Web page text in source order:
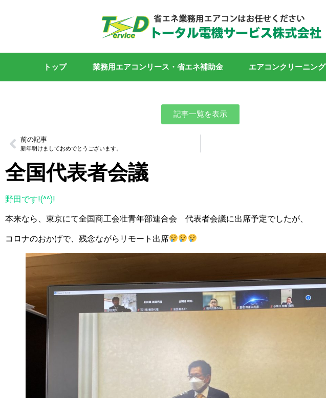
トップ 業務用エアコンリース・省エネ補助金 エアコンクリーニング
記事一覧を表示
前の記事
新年明けましておめでとうございます。
全国代表者会議
野田です!(^^)!
本来なら、東京にて全国商工会壮青年部連合会 代表者会議に出席予定でしたが、
コロナのおかげで、残念ながらリモート出席